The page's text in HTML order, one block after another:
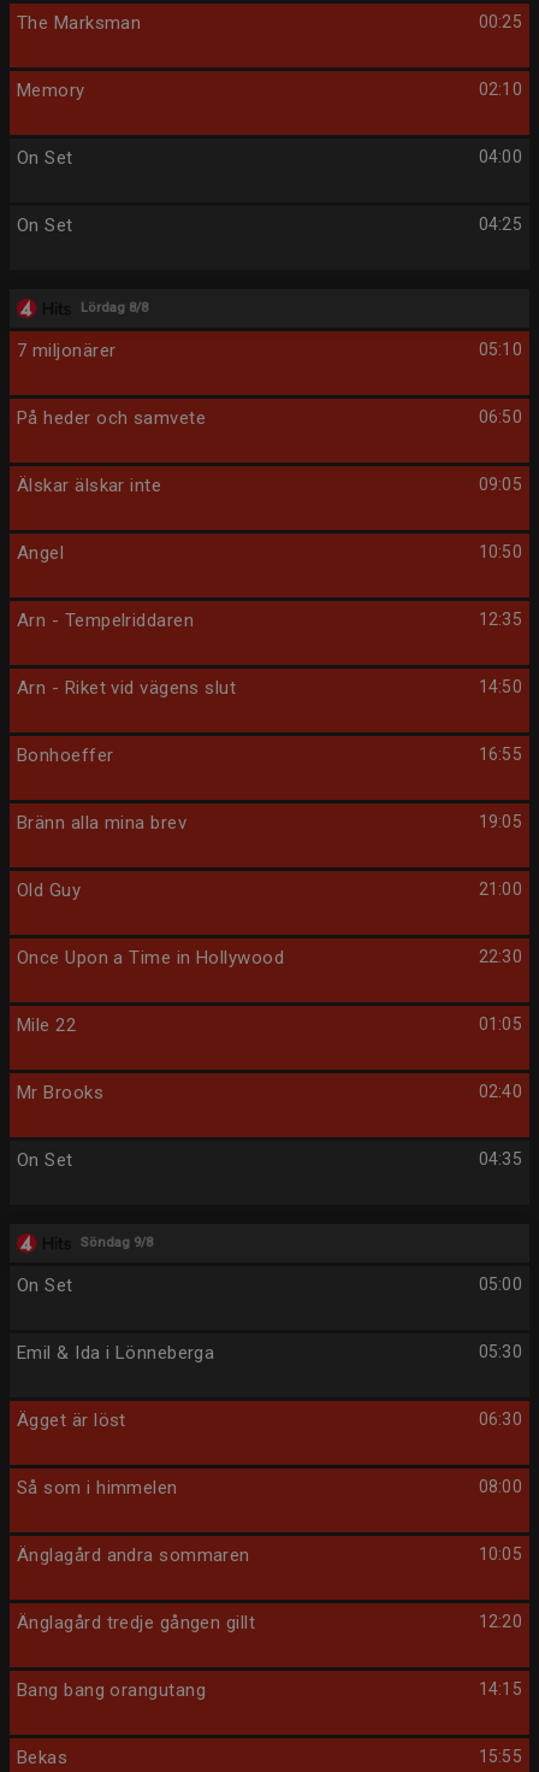
00:25
The Marksman
02:10
Memory
04:00
On Set
04:25
On Set
Lördag 8/8
05:10
7 miljonärer
06:50
På heder och samvete
09:05
Älskar älskar inte
10:50
Angel
12:35
Arn - Tempelriddaren
14:50
Arn - Riket vid vägens slut
16:55
Bonhoeffer
19:05
Bränn alla mina brev
21:00
Old Guy
22:30
Once Upon a Time in Hollywood
01:05
Mile 22
02:40
Mr Brooks
04:35
On Set
Söndag 9/8
05:00
On Set
05:30
Emil & Ida i Lönneberga
06:30
Ägget är löst
08:00
Så som i himmelen
10:05
Änglagård andra sommaren
12:20
Änglagård tredje gången gillt
14:15
Bang bang orangutang
15:55
Bekas